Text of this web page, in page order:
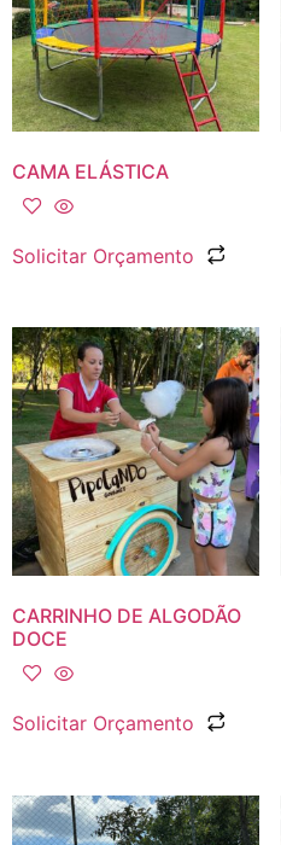
CAMA ELÁSTICA
Solicitar Orçamento
CARRINHO DE ALGODÃO
DOCE
Solicitar Orçamento